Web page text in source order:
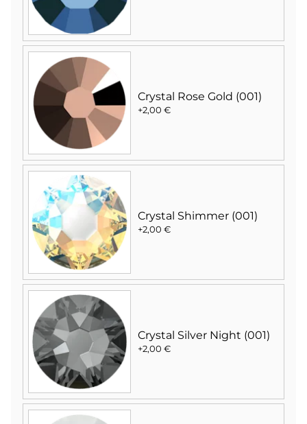
Crystal Rose Gold (001)
+2,00 €
Crystal Shimmer (001)
+2,00 €
Crystal Silver Night (001)
+2,00 €